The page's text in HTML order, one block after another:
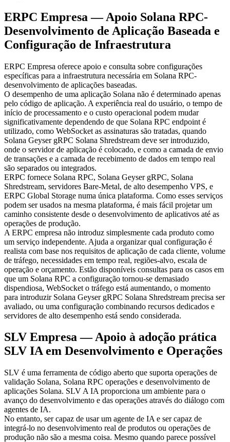
ERPC Empresa — Apoio Solana RPC-
Desenvolvimento de Aplicação Baseada e
Configuração de Infraestrutura
ERPC Empresa oferece apoio e consulta sobre configurações
específicas para a infraestrutura necessária em Solana RPC-
desenvolvimento de aplicações baseadas.
O desempenho de uma aplicação Solana não é determinado apenas
pelo código de aplicação. A experiência real do usuário, o tempo de
início de processamento e o custo operacional podem mudar
significativamente dependendo de que Solana RPC endpoint é
utilizado, como WebSocket as assinaturas são tratadas, quando
Solana Geyser gRPC Solana Shredstream deve ser introduzido,
onde o servidor de aplicação é colocado, e como a camada de envio
de transações e a camada de recebimento de dados em tempo real
são separados ou integrados.
ERPC fornece Solana RPC, Solana Geyser gRPC, Solana
Shredstream, servidores Bare-Metal, de alto desempenho VPS, e
ERPC Global Storage numa única plataforma. Como esses serviços
podem ser usados na mesma plataforma, é mais fácil projetar um
caminho consistente desde o desenvolvimento de aplicativos até as
operações de produção.
A ERPC empresa não introduz simplesmente cada produto como
um serviço independente. Ajuda a organizar qual configuração é
realista com base nos requisitos de aplicação de cada cliente, volume
de tráfego, necessidades em tempo real, regiões-alvo, escala de
operação e orçamento. Estão disponíveis consultas para os casos em
que um Solana RPC a configuração tornou-se demasiado
dispendiosa, WebSocket o tráfego está aumentando, o momento
para introduzir Solana Geyser gRPC Solana Shredstream precisa ser
avaliado, ou uma configuração combinando recursos dedicados e
servidores de alto desempenho está sendo considerada.
SLV Empresa — Apoio à adoção prática
SLV IA em Desenvolvimento e Operações
SLV é uma ferramenta de código aberto que suporta operações de
validação Solana, Solana RPC operações e desenvolvimento de
aplicações Solana. SLV A IA proporciona um ambiente para o
avanço do desenvolvimento e das operações através do diálogo com
agentes de IA.
No entanto, ser capaz de usar um agente de IA e ser capaz de
integrá-lo no desenvolvimento real de produtos ou operações de
produção não são a mesma coisa. Mesmo quando parece possível